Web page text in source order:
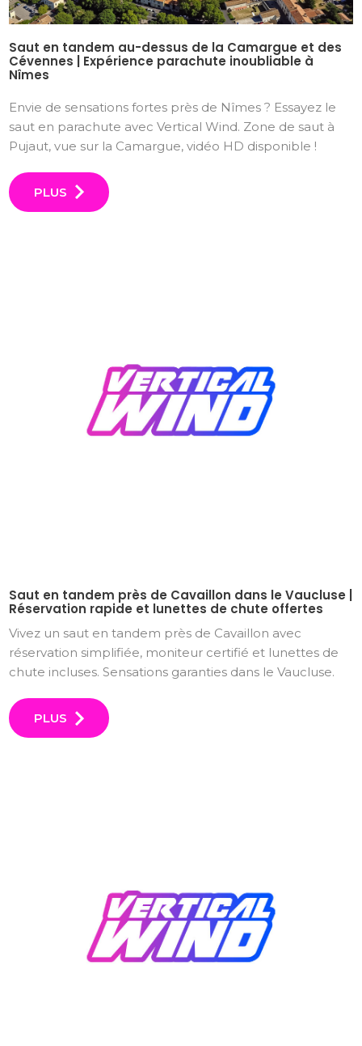
Saut en tandem au-dessus de la Camargue et des
Cévennes | Expérience parachute inoubliable à
Nîmes
Envie de sensations fortes près de Nîmes ? Essayez le
saut en parachute avec Vertical Wind. Zone de saut à
Pujaut, vue sur la Camargue, vidéo HD disponible !
PLUS
Saut en tandem près de Cavaillon dans le Vaucluse |
Réservation rapide et lunettes de chute offertes
Vivez un saut en tandem près de Cavaillon avec
réservation simplifiée, moniteur certifié et lunettes de
chute incluses. Sensations garanties dans le Vaucluse.
PLUS